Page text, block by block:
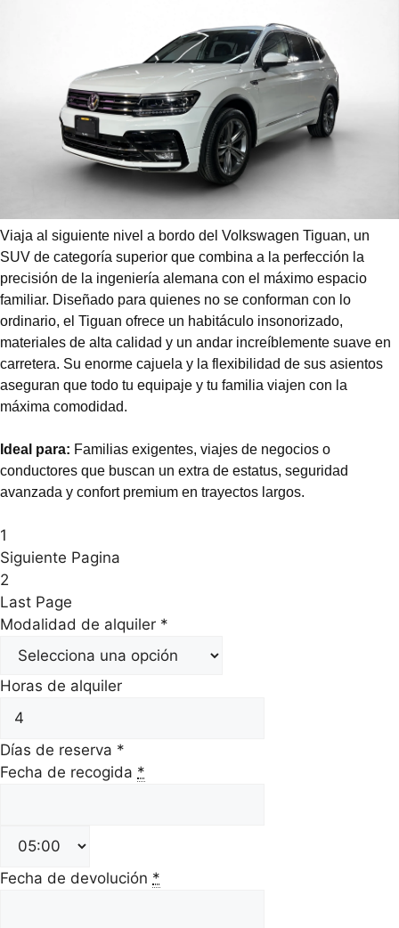
Viaja al siguiente nivel a bordo del Volkswagen Tiguan, un
SUV de categoría superior que combina a la perfección la
precisión de la ingeniería alemana con el máximo espacio
familiar. Diseñado para quienes no se conforman con lo
ordinario, el Tiguan ofrece un habitáculo insonorizado,
materiales de alta calidad y un andar increíblemente suave en
carretera. Su enorme cajuela y la flexibilidad de sus asientos
aseguran que todo tu equipaje y tu familia viajen con la
máxima comodidad.
Ideal para: Familias exigentes, viajes de negocios o
conductores que buscan un extra de estatus, seguridad
avanzada y confort premium en trayectos largos.
1
Siguiente Pagina
2
Last Page
Modalidad de alquiler *
Horas de alquiler
Días de reserva *
Fecha de recogida *
Fecha de devolución *